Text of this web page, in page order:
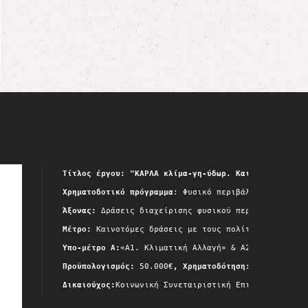
Τίτλος έργου: "ΚΑΡΛΑ κλίμα-γη-ύδωρ. Καινοτόμες
Χρηματοδοτικό πρόγραμμα: Φυσικό περιβάλλον &
Άξονας: Δράσεις διαχείρισης φυσικού περιβάλλοντος,
Μέτρο: Καινοτόμες δράσεις με τους πολίτες,
Yπο-μέτρο A:«Α1. Κλιματική Αλλαγή» & A2.
Προϋπολογισμός: 50.000€ , Χρηματοδότηση:
Δικαιούχος:Κοινωνική Συνεταιριστική Επιχείρηση